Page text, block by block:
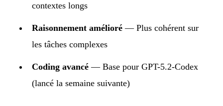
contextes longs
Raisonnement amélioré — Plus cohérent sur
les tâches complexes
Coding avancé — Base pour GPT-5.2-Codex
(lancé la semaine suivante)